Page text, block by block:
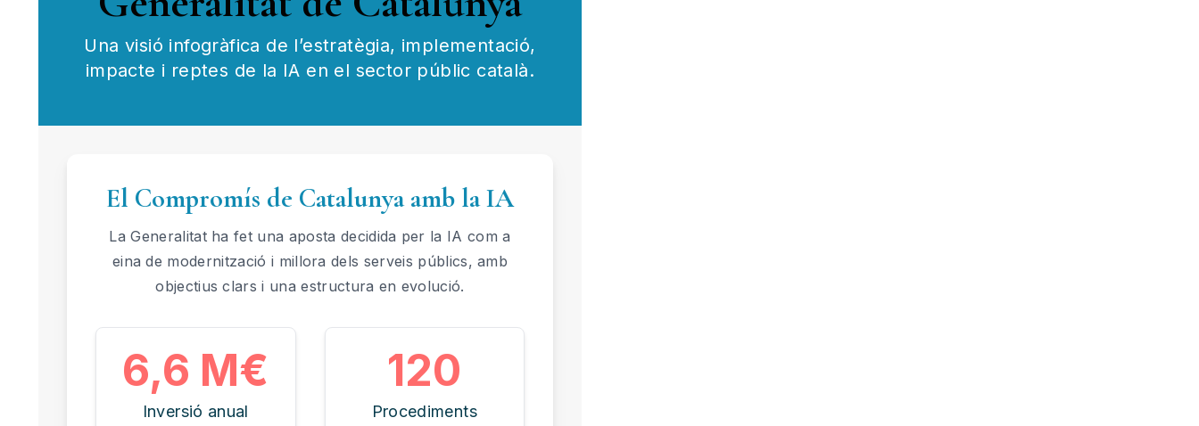
Una visió infogràfica de l’estratègia, implementació,
impacte i reptes de la IA en el sector públic català.
El Compromís de Catalunya amb la IA
La Generalitat ha fet una aposta decidida per la IA com a
eina de modernització i millora dels serveis públics, amb
objectius clars i una estructura en evolució.
6,6 M€
Inversió anual
120
Procediments